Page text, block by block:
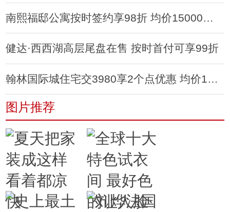
南熙福邸公寓按时签约享98折 均价15000元每平
健达·西西湖高层尾盘在售 按时首付可享99折
翰林国际城住宅交3980享2个点优惠 均价14000元
图片推荐